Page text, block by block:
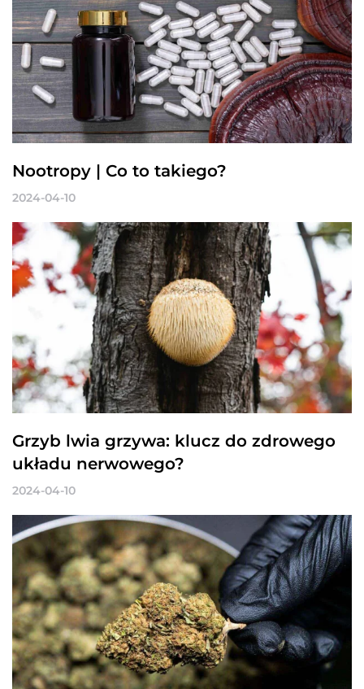
Nootropy | Co to takiego?
2024-04-10
Grzyb lwia grzywa: klucz do zdrowego
układu nerwowego?
2024-04-10